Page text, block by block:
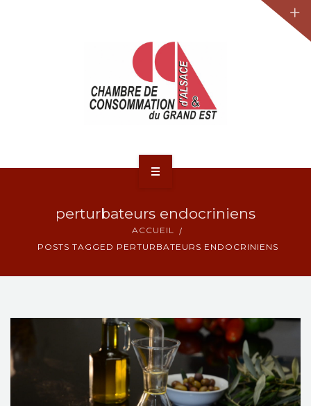
ACTUALITÉS
JURIDIQUE
NOS ACTIONS
CONTACT
perturbateurs endocriniens
ACCUEIL
POSTS TAGGED PERTURBATEURS ENDOCRINIENS